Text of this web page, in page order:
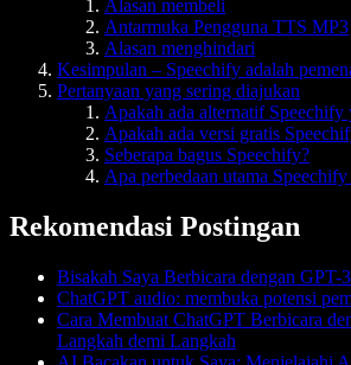
Alasan membeli
Antarmuka Pengguna TTS MP3
Alasan menghindari
Kesimpulan – Speechify adalah
Pertanyaan yang sering diajukan
Apakah ada alternatif Speechify
Apakah ada versi gratis
Seberapa bagus Speechify?
Apa perbedaan utama
Rekomendasi Postingan
Bisakah Saya Berbicara dengan GPT-
ChatGPT audio: membuka potensi
Cara Membuat ChatGPT Berbicara
Langkah demi Langkah